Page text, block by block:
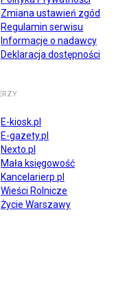
Zmiana ustawień zgód
Regulamin serwisu
Informacje o nadawcy
Deklaracja dostępności
E-kiosk.pl
E-gazety.pl
Nexto.pl
Mała księgowość
Kancelarierp.pl
Wieści Rolnicze
Życie Warszawy